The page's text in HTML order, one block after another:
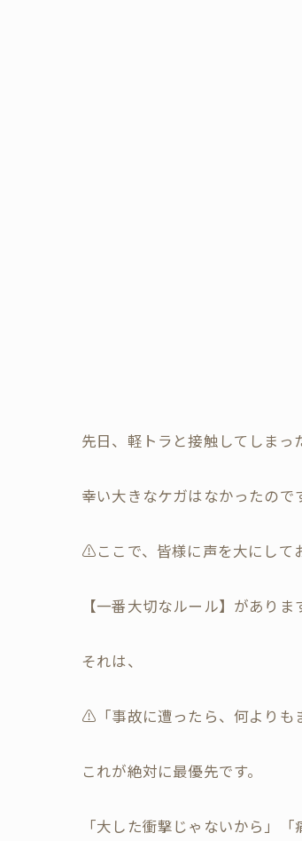
先日、軽トラと接触してしまっ
幸い大きなケガはなかったので
⚠️​ここで、皆様に声を大にして
【一番大切なルール】がありま
​それは、
⚠️「事故に遭ったら、何よりも
これが絶対に最優先です。
「大した衝撃じゃないから」